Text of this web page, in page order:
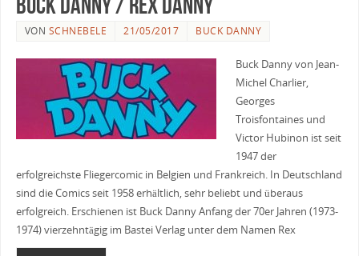
Buck Danny / Rex Danny
VON SCHNEBELE 21/05/2017 BUCK DANNY
Buck Danny von Jean-
Michel Charlier,
Georges
Troisfontaines und
Victor Hubinon ist seit
1947 der
erfolgreichste Fliegercomic in Belgien und Frankreich. In Deutschland
sind die Comics seit 1958 erhältlich, sehr beliebt und überaus
erfolgreich. Erschienen ist Buck Danny Anfang der 70er Jahren (1973-
1974) vierzehntägig im Bastei Verlag unter dem Namen Rex